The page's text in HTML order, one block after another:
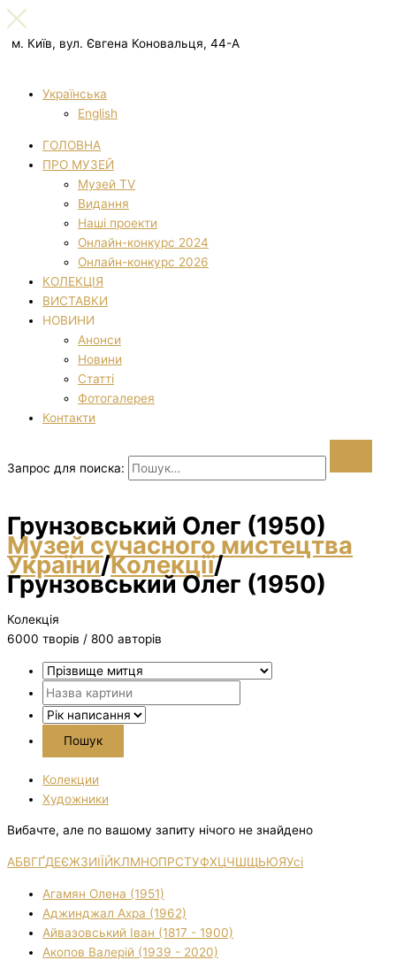
м. Київ, вул. Євгена Коновальця, 44-А
Українська
English
ГОЛОВНА
ПРО МУЗЕЙ
Музей TV
Видання
Наші проекти
Онлайн-конкурс 2024
Онлайн-конкурс 2026
КОЛЕКЦІЯ
ВИСТАВКИ
НОВИНИ
Анонси
Новини
Статті
Фотогалерея
Контакти
Запрос для поиска:
Грунзовський Олег (1950)
Музей сучасного мистецтва
України/Колекції/
Грунзовський Олег (1950)
Колекція
6000 творiв / 800 авторів
Колекции
Художники
Вибачте, але по вашому запиту нічого не знайдено
АБВГҐДЕЄЖЗИІЇЙКЛМНОПРСТУФХЦЧШЩЬЮЯУсі
Агамян Олена (1951)
Аджинджал Ахра (1962)
Айвазовський Іван (1817 - 1900)
Акопов Валерій (1939 - 2020)